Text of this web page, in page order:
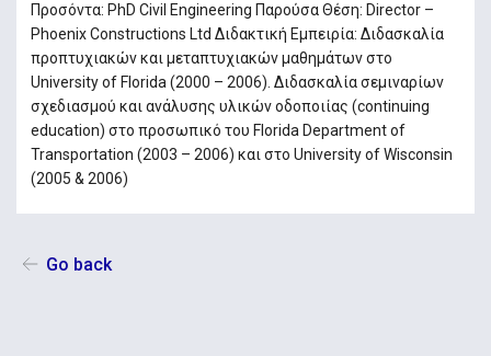
Προσόντα: PhD Civil Engineering Παρούσα Θέση: Director –
Phoenix Constructions Ltd Διδακτική Εμπειρία: Διδασκαλία
προπτυχιακών και μεταπτυχιακών μαθημάτων στο
University of Florida (2000 – 2006). Διδασκαλία σεμιναρίων
σχεδιασμού και ανάλυσης υλικών οδοποιίας (continuing
education) στο προσωπικό του Florida Department of
Transportation (2003 – 2006) και στο University of Wisconsin
(2005 & 2006)
Go back